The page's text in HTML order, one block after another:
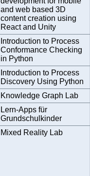
and web based 3D
content creation using
React and Unity
Introduction to Process
Conformance Checking
in Python
Introduction to Process
Discovery Using Python
Knowledge Graph Lab
Lern-Apps für
Grundschulkinder
Mixed Reality Lab